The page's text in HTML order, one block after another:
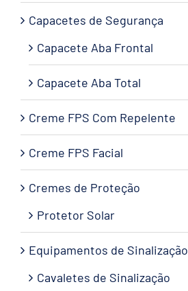
Capacetes de Segurança
Capacete Aba Frontal
Capacete Aba Total
Creme FPS Com Repelente
Creme FPS Facial
Cremes de Proteção
Protetor Solar
Equipamentos de Sinalização
Cavaletes de Sinalização